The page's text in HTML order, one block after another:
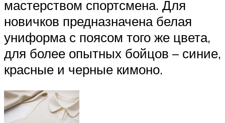
мастерством спортсмена. Для
новичков предназначена белая
униформа с поясом того же цвета,
для более опытных бойцов – синие,
красные и черные кимоно.